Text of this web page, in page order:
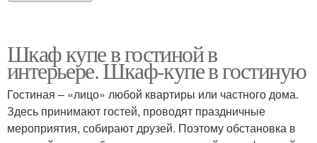
Шкаф купе в гостиной в
интерьере. Шкаф-купе в гостиную
Гостиная – «лицо» любой квартиры или частного дома.
Здесь принимают гостей, проводят праздничные
мероприятия, собирают друзей. Поэтому обстановка в